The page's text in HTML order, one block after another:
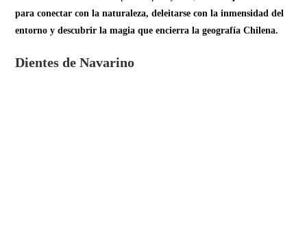
para conectar con la naturaleza, deleitarse con la inmensidad del
entorno y descubrir la magia que encierra la geografía Chilena.
Dientes de Navarino